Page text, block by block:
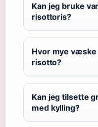
Kan jeg bruke
risottoris?
Hvor mye
risotto?
Kan jeg tilsette
med kylling?